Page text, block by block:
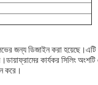
জন্য ডিজাইন করা
কার্যকর সিলিং
করে।